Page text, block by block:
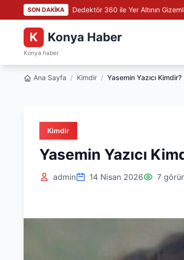
SON DAKİKA Dedektör 360 ile Yer Altının
K Konya Haber
Konya haber
Ana Sayfa / Kimdir / Yasemin Yazıcı Kimdir?
Kimdir
Yasemin Yazıcı
admin 14 Nisan 2026 7